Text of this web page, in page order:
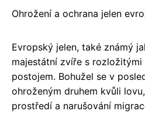
Ohrožení a ochrana jelen
Evropský jelen, také známý
majestátní zvíře s rozložitými
postojem. Bohužel se v
ohroženým druhem kvůli
prostředí a narušování